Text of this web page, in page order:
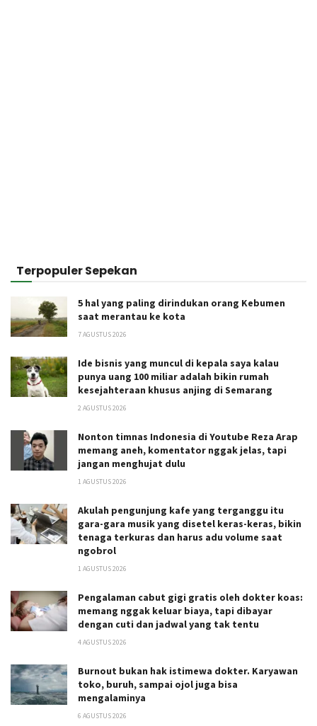
Terpopuler Sepekan
5 hal yang paling dirindukan orang Kebumen
saat merantau ke kota
7 AGUSTUS 2026
Ide bisnis yang muncul di kepala saya kalau
punya uang 100 miliar adalah bikin rumah
kesejahteraan khusus anjing di Semarang
2 AGUSTUS 2026
Nonton timnas Indonesia di Youtube Reza Arap
memang aneh, komentator nggak jelas, tapi
jangan menghujat dulu
1 AGUSTUS 2026
Akulah pengunjung kafe yang terganggu itu
gara-gara musik yang disetel keras-keras, bikin
tenaga terkuras dan harus adu volume saat
ngobrol
1 AGUSTUS 2026
Pengalaman cabut gigi gratis oleh dokter koas:
memang nggak keluar biaya, tapi dibayar
dengan cuti dan jadwal yang tak tentu
4 AGUSTUS 2026
Burnout bukan hak istimewa dokter. Karyawan
toko, buruh, sampai ojol juga bisa
mengalaminya
6 AGUSTUS 2026